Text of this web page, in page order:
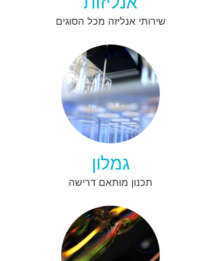
שירותי אנליזה מכל הסוגים
גמלון
תכנון מותאם דרישה